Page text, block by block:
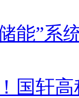
能”系
国轩